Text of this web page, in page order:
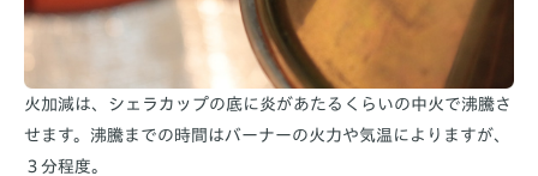
火加減は、シェラカップの底に炎があたるくらいの中火で沸騰さ
せます。沸騰までの時間はバーナーの火力や気温によりますが、
３分程度。